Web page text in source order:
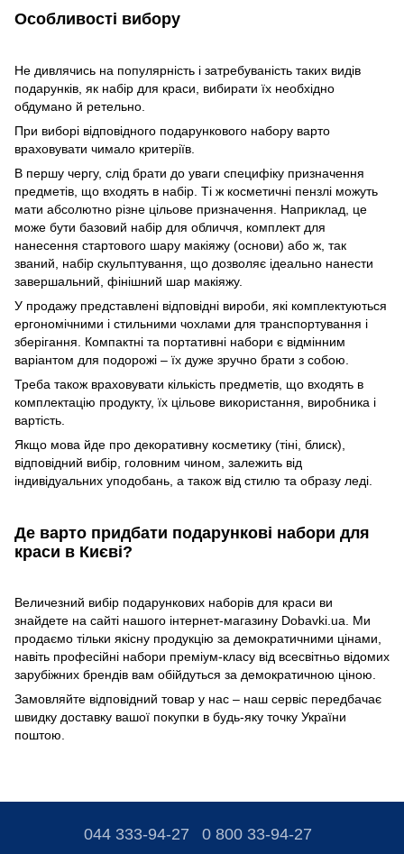
Особливості вибору
Не дивлячись на популярність і затребуваність таких видів
подарунків, як набір для краси, вибирати їх необхідно
обдумано й ретельно.
При виборі відповідного подарункового набору варто
враховувати чимало критеріїв.
В першу чергу, слід брати до уваги специфіку призначення
предметів, що входять в набір. Ті ж косметичні пензлі можуть
мати абсолютно різне цільове призначення. Наприклад, це
може бути базовий набір для обличчя, комплект для
нанесення стартового шару макіяжу (основи) або ж, так
званий, набір скульптування, що дозволяє ідеально нанести
завершальний, фінішний шар макіяжу.
У продажу представлені відповідні вироби, які комплектуються
ергономічними і стильними чохлами для транспортування і
зберігання. Компактні та портативні набори є відмінним
варіантом для подорожі – їх дуже зручно брати з собою.
Треба також враховувати кількість предметів, що входять в
комплектацію продукту, їх цільове використання, виробника і
вартість.
Якщо мова йде про декоративну косметику (тіні, блиск),
відповідний вибір, головним чином, залежить від
індивідуальних уподобань, а також від стилю та образу леді.
Де варто придбати подарункові набори для
краси в Києві?
Величезний вибір подарункових наборів для краси ви
знайдете на сайті нашого інтернет-магазину Dobavki.ua. Ми
продаємо тільки якісну продукцію за демократичними цінами,
навіть професійні набори преміум-класу від всесвітньо відомих
зарубіжних брендів вам обійдуться за демократичною ціною.
Замовляйте відповідний товар у нас – наш сервіс передбачає
швидку доставку вашої покупки в будь-яку точку України
поштою.
044 333-94-27 0 800 33-94-27